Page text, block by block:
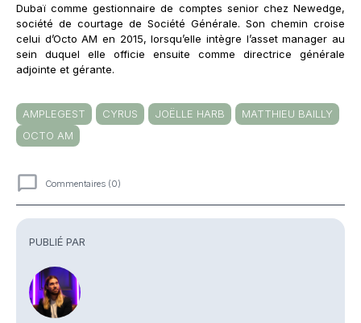
PUBLIÉ PAR
Dubaï comme gestionnaire de comptes senior chez Newedge,
société de courtage de Société Générale. Son chemin croise
celui d’Octo AM en 2015, lorsqu’elle intègre l’asset manager au
sein duquel elle officie ensuite comme directrice générale
adjointe et gérante.
AMPLEGEST CYRUS JOËLLE HARB
MATTHIEU BAILLY
OCTO AM
Commentaires (0)